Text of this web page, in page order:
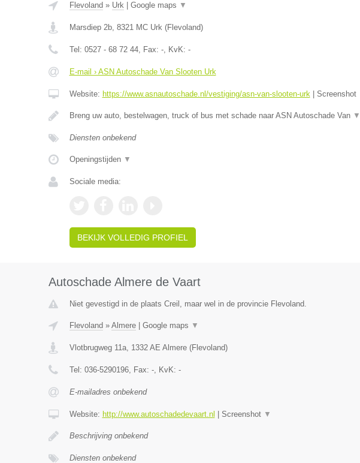
Flevoland » Urk| Google maps ▼
Marsdiep 2b, 8321 MC Urk(Flevoland)
Tel: 0527 - 68 72 44, Fax: -, KvK: -
E-mail › ASN Autoschade Van Slooten Urk
Website: https://www.asnautoschade.nl/vestiging/asn-van-slooten-urk| Screenshot
Breng uw auto, bestelwagen, truck of bus met schade naar ASN Autoschade Van ▼
Diensten onbekend
Openingstijden ▼
Sociale media:
BEKIJK VOLLEDIG PROFIEL
Autoschade Almere de Vaart
Niet gevestigd in de plaats Creil, maar wel in de provincie Flevoland.
Flevoland » Almere| Google maps ▼
Vlotbrugweg 11a, 1332 AE Almere(Flevoland)
Tel: 036-5290196, Fax: -, KvK: -
E-mailadres onbekend
Website: http://www.autoschadedevaart.nl Screenshot ▼
Beschrijving onbekend
Diensten onbekend